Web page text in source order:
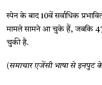
स्पेन के बाद 10वें सर्वाधिक
मामले सामने आ चुके हैं, जबकि
चुकी है.
(समाचार एजेंसी भाषा से इनपुट